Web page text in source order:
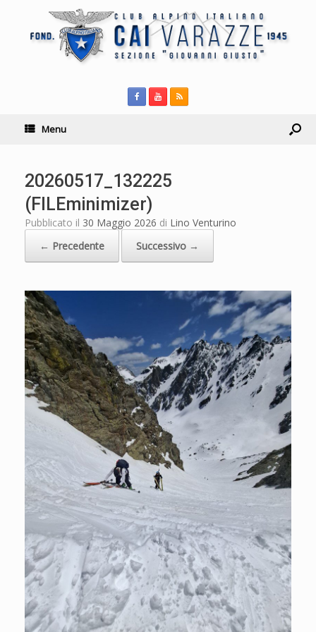
Menu
20260517_132225
(FILEminimizer)
Pubblicato il 30 Maggio 2026 di Lino Venturino
← Precedente
Successivo →